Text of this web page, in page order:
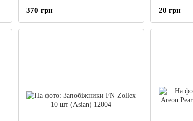
370 грн
20 грн